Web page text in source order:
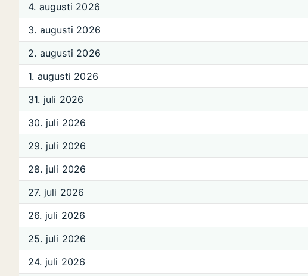
4. augusti 2026
3. augusti 2026
2. augusti 2026
1. augusti 2026
31. juli 2026
30. juli 2026
29. juli 2026
28. juli 2026
27. juli 2026
26. juli 2026
25. juli 2026
24. juli 2026